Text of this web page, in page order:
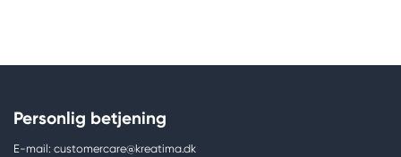
Personlig betjening
E-mail: customercare@kreatima.dk